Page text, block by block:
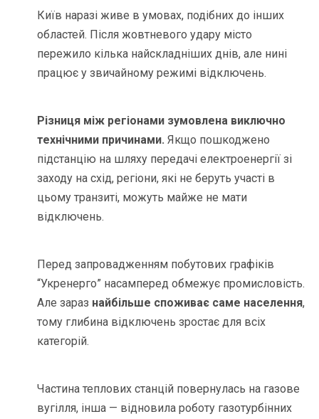
Київ наразі живе в умовах, подібних до інших
областей. Після жовтневого удару місто
пережило кілька найскладніших днів, але нині
працює у звичайному режимі відключень.
Різниця між регіонами зумовлена виключно
технічними причинами. Якщо пошкоджено
підстанцію на шляху передачі електроенергії зі
заходу на схід, регіони, які не беруть участі в
цьому транзиті, можуть майже не мати
відключень.
Перед запровадженням побутових графіків
“Укренерго” насамперед обмежує промисловість.
Але зараз найбільше споживає саме населення,
тому глибина відключень зростає для всіх
категорій.
Частина теплових станцій повернулась на газове
вугілля, інша — відновила роботу газотурбінних